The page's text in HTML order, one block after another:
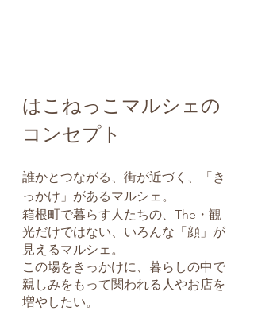
はこねっこマルシェの
コンセプト
誰かとつながる、街が近づく、「き
っかけ」があるマルシェ。
箱根町で暮らす人たちの、The・観
光だけではない、いろんな「顔」が
見えるマルシェ。
この場をきっかけに、暮らしの中で
親しみをもって関われる人やお店を
増やしたい。